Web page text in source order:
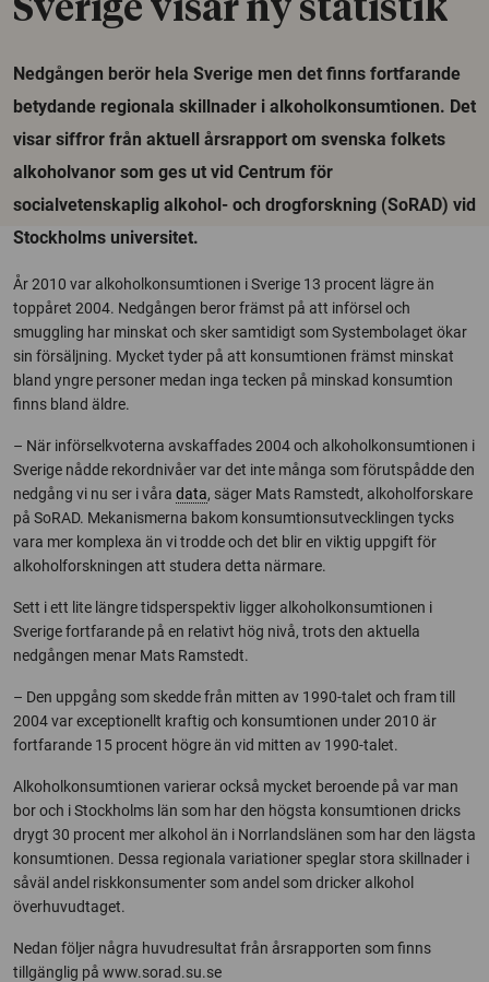
Sverige visar ny statistik
Nedgången berör hela Sverige men det finns fortfarande
betydande regionala skillnader i alkoholkonsumtionen. Det
visar siffror från aktuell årsrapport om svenska folkets
alkoholvanor som ges ut vid Centrum för
socialvetenskaplig alkohol- och drogforskning (SoRAD) vid
Stockholms universitet.
År 2010 var alkoholkonsumtionen i Sverige 13 procent lägre än
toppåret 2004. Nedgången beror främst på att införsel och
smuggling har minskat och sker samtidigt som Systembolaget ökar
sin försäljning. Mycket tyder på att konsumtionen främst minskat
bland yngre personer medan inga tecken på minskad konsumtion
finns bland äldre.
– När införselkvoterna avskaffades 2004 och alkoholkonsumtionen i
Sverige nådde rekordnivåer var det inte många som förutspådde den
nedgång vi nu ser i våra data, säger Mats Ramstedt, alkoholforskare
på SoRAD. Mekanismerna bakom konsumtionsutvecklingen tycks
vara mer komplexa än vi trodde och det blir en viktig uppgift för
alkoholforskningen att studera detta närmare.
Sett i ett lite längre tidsperspektiv ligger alkoholkonsumtionen i
Sverige fortfarande på en relativt hög nivå, trots den aktuella
nedgången menar Mats Ramstedt.
– Den uppgång som skedde från mitten av 1990-talet och fram till
2004 var exceptionellt kraftig och konsumtionen under 2010 är
fortfarande 15 procent högre än vid mitten av 1990-talet.
Alkoholkonsumtionen varierar också mycket beroende på var man
bor och i Stockholms län som har den högsta konsumtionen dricks
drygt 30 procent mer alkohol än i Norrlandslänen som har den lägsta
konsumtionen. Dessa regionala variationer speglar stora skillnader i
såväl andel riskkonsumenter som andel som dricker alkohol
överhuvudtaget.
Nedan följer några huvudresultat från årsrapporten som finns
tillgänglig på www.sorad.su.se